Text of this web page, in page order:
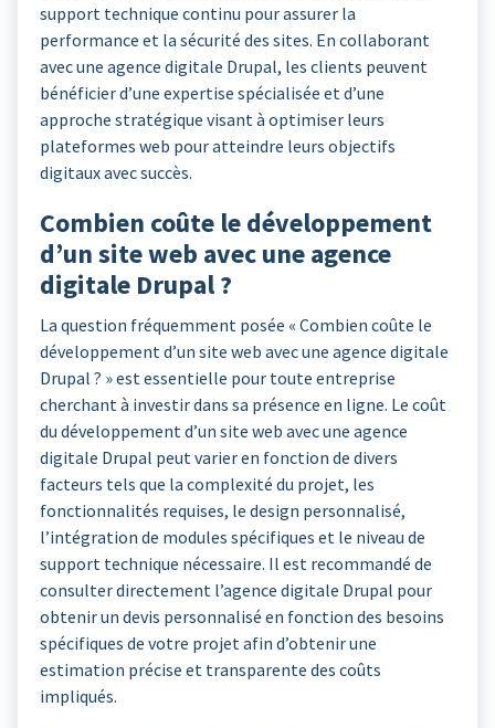
support technique continu pour assurer la
performance et la sécurité des sites. En collaborant
avec une agence digitale Drupal, les clients peuvent
bénéficier d’une expertise spécialisée et d’une
approche stratégique visant à optimiser leurs
plateformes web pour atteindre leurs objectifs
digitaux avec succès.
Combien coûte le développement
d’un site web avec une agence
digitale Drupal ?
La question fréquemment posée « Combien coûte le
développement d’un site web avec une agence digitale
Drupal ? » est essentielle pour toute entreprise
cherchant à investir dans sa présence en ligne. Le coût
du développement d’un site web avec une agence
digitale Drupal peut varier en fonction de divers
facteurs tels que la complexité du projet, les
fonctionnalités requises, le design personnalisé,
l’intégration de modules spécifiques et le niveau de
support technique nécessaire. Il est recommandé de
consulter directement l’agence digitale Drupal pour
obtenir un devis personnalisé en fonction des besoins
spécifiques de votre projet afin d’obtenir une
estimation précise et transparente des coûts
impliqués.